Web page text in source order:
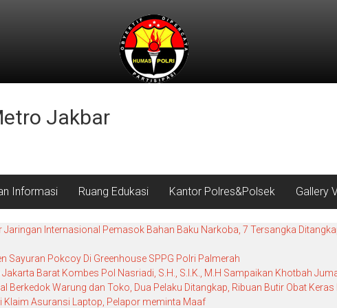
Jakbar
Informasi Ruang Edukasi Kantor Polres&Polsek Gallery
Internasional Pemasok Bahan Baku Narkoba, 7 Tersangka
Sayuran Pokcoy Di Greenhouse SPPG Polri Palmerah
Barat Kombes Pol Nasriadi, S.H., S.I.K., M.H Sampaikan Khotbah
Berkedok Warung dan Toko, Dua Pelaku Ditangkap, Ribuan Butir Obat Keras
Klaim Asuransi Laptop, Pelapor meminta Maaf